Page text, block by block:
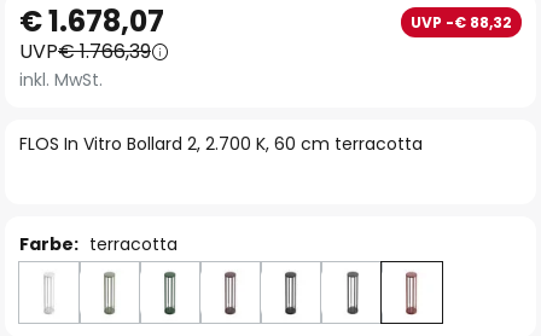
Anfang
der
Bildgalerie
FLOS In Vitro Bollard 2, 2.700 K, 60 cm terracotta
€ 1.678,07 UVP -€ 88,32
UVP€ 1.766,39
inkl. MwSt.
Farbe: terracotta